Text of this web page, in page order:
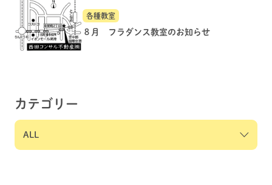
各種教室
８月 フラダンス教室のお知らせ
カテゴリー